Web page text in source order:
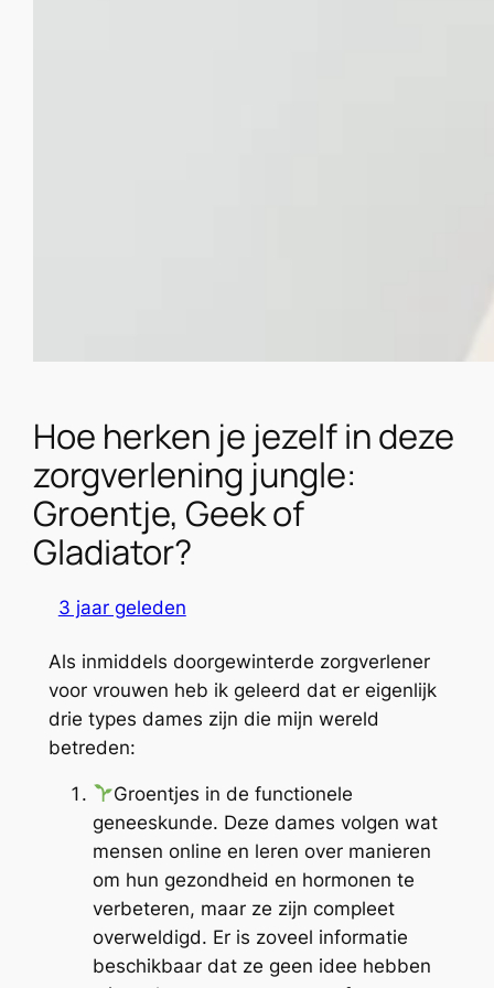
Hoe herken je jezelf in deze
zorgverlening jungle:
Groentje, Geek of
Gladiator?
3 jaar geleden
Als inmiddels doorgewinterde zorgverlener
voor vrouwen heb ik geleerd dat er eigenlijk
drie types dames zijn die mijn wereld
betreden:
Groentjes in de functionele
geneeskunde. Deze dames volgen wat
mensen online en leren over manieren
om hun gezondheid en hormonen te
verbeteren, maar ze zijn compleet
overweldigd. Er is zoveel informatie
beschikbaar dat ze geen idee hebben